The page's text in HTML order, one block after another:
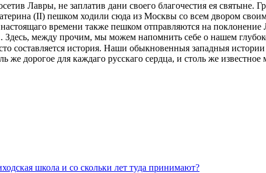
Лавры, не заплатив дани своего благочестия ея святыне.
(II) пешком ходили сюда из Москвы со всем двором
времени также пешком отправляются на
Здесь, между прочим, мы можем напомнить себе о нашем
составляется история. Наши обыкновенныя западныя
же дорогое для каждаго русскаго сердца, и столь же
школа и со скольки лет туда принимают?